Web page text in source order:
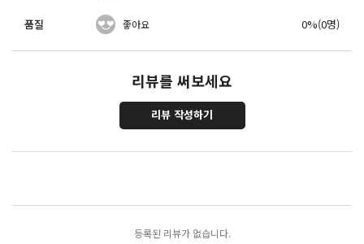
품질 좋아요 0%(0명)
리뷰를 써보세요
리뷰 작성하기
등록된 리뷰가 없습니다.